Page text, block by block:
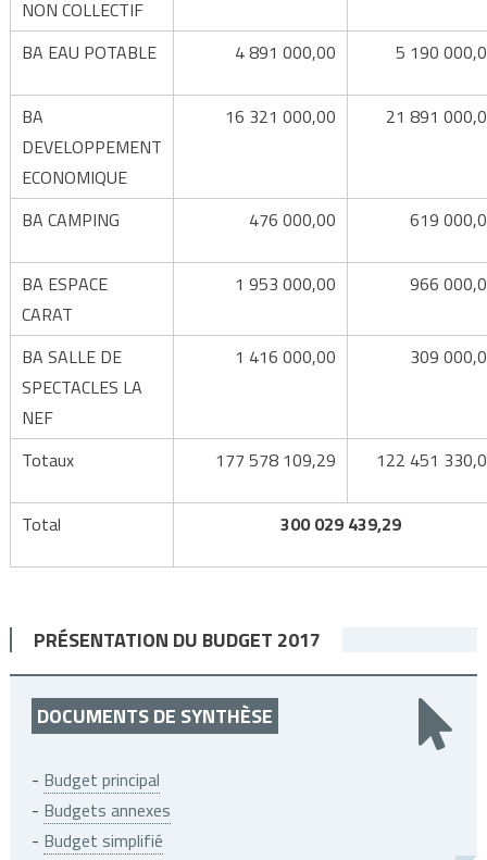
NON COLLECTIF
BA EAU POTABLE 4 891 000,00 5 190
BA
DEVELOPPEMENT
ECONOMIQUE
16 321 000,00 21 891
BA CAMPING 476 000,00 619
BA ESPACE
CARAT
1 953 000,00 966
BA SALLE DE
SPECTACLES LA
NEF
1 416 000,00 309
Totaux 177 578 109,29 122 451
Total 300 029 439,29
PRÉSENTATION DU BUDGET 2017
DOCUMENTS DE SYNTHÈSE
- Budget principal
- Budgets annexes
- Budget simplifié